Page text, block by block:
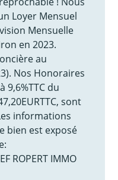
Loyer Mensuel
Mensuelle
en 2023.
au
Nos Honoraires
9,6%TTC du
sont
informations
bien est exposé
ROPERT IMMO